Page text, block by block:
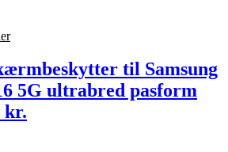
til Samsung
5G ultrabred pasform
kr.